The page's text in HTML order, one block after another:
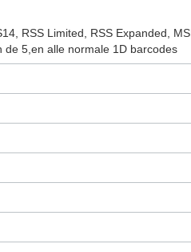
RSS Limited, RSS Expanded,
de 5,en alle normale 1D barcodes